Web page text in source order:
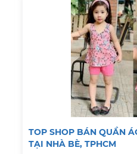
TOP SHOP BÁN QUẦN
TẠI NHÀ BÈ, TPHCM